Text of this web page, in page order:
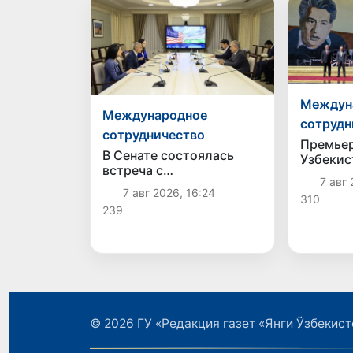
Международное
сотрудничество
В Сенате состоялась
встреча с
представителем
Госдепартамента США
7 авг 2026, 16:24
239
7 авг
310
© 2026 ГУ «Редакция газет «Янги